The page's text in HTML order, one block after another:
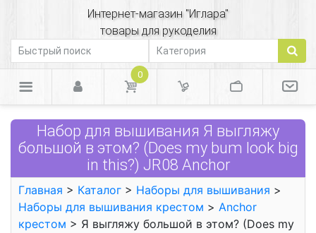
Интернет-магазин "Иглара"
товары для рукоделия
0
Набор для вышивания Я выгляжу
большой в этом? (Does my bum look big
in this?) JR08 Anchor
Главная > Каталог > Наборы для вышивания >
Наборы для вышивания крестом > Anchor
крестом > Я выгляжу большой в этом? (Does my